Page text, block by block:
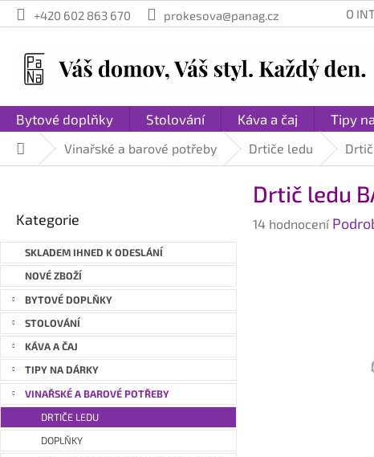
Přejít
na
+420 602 863 670 prokesova@panag.cz O
Bytové doplňky Stolování Káva a čaj Tipy
DomůVinařské a barové potřeby Drtiče ledu
a
n
n
í
n
e
l
kategorie
Kategorie
SKLADEM IHNED K ODESLÁNÍ
NOVÉ ZBOŽÍ
BYTOVÉ DOPLŇKY
STOLOVÁNÍ
KÁVA A ČAJ
TIPY NA DÁRKY
VINAŘSKÉ A BAROVÉ POTŘEBY
DRTIČE LEDU
DOPLŇKY
Drtič ledu
Průměrné
14 hodnocení